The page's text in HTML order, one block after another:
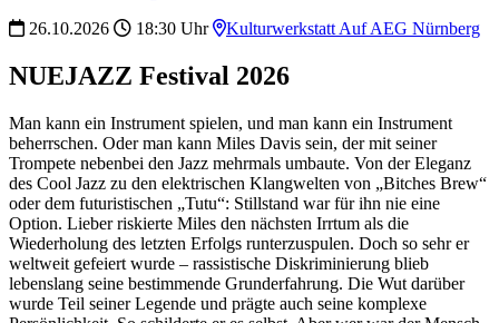
26.10.2026
18:30 Uhr Kulturwerkstatt Auf AEG Nürnberg
NUEJAZZ Festival 2026
Man kann ein Instrument spielen, und man kann ein Instrument
beherrschen. Oder man kann Miles Davis sein, der mit seiner
Trompete nebenbei den Jazz mehrmals umbaute. Von der Eleganz
des Cool Jazz zu den elektrischen Klangwelten von „Bitches Brew“
oder dem futuristischen „Tutu“: Stillstand war für ihn nie eine
Option. Lieber riskierte Miles den nächsten Irrtum als die
Wiederholung des letzten Erfolgs runterzuspulen. Doch so sehr er
weltweit gefeiert wurde – rassistische Diskriminierung blieb
lebenslang seine bestimmende Grunderfahrung. Die Wut darüber
wurde Teil seiner Legende und prägte auch seine komplexe